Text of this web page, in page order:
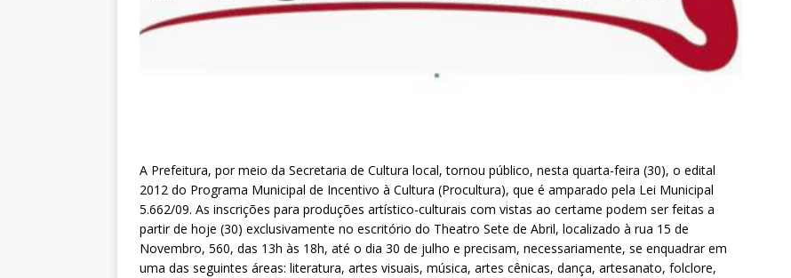
A Prefeitura, por meio da Secretaria de Cultura local, tornou público, nesta quarta-feira (30), o edital
2012 do Programa Municipal de Incentivo à Cultura (Procultura), que é amparado pela Lei Municipal
5.662/09. As inscrições para produções artístico-culturais com vistas ao certame podem ser feitas a
partir de hoje (30) exclusivamente no escritório do Theatro Sete de Abril, localizado à rua 15 de
Novembro, 560, das 13h às 18h, até o dia 30 de julho e precisam, necessariamente, se enquadrar em
uma das seguintes áreas: literatura, artes visuais, música, artes cênicas, dança, artesanato, folclore,